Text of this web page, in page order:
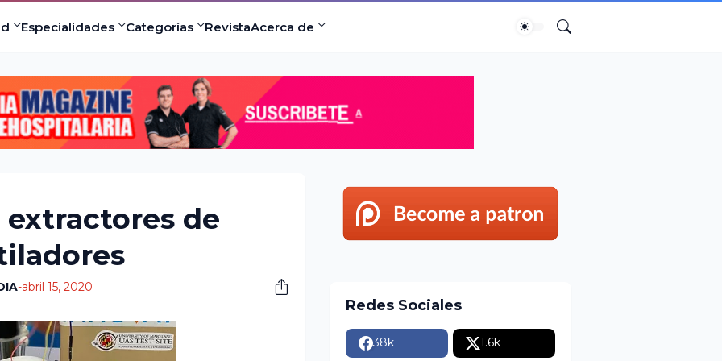
Especialidades Categorías RevistaAcerca de
de
-abril 15, 2020
Redes Sociales
38k 1.6k